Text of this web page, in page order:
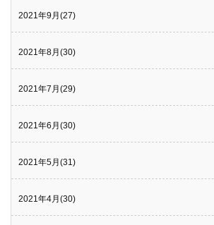
2021年9月(27)
2021年8月(30)
2021年7月(29)
2021年6月(30)
2021年5月(31)
2021年4月(30)